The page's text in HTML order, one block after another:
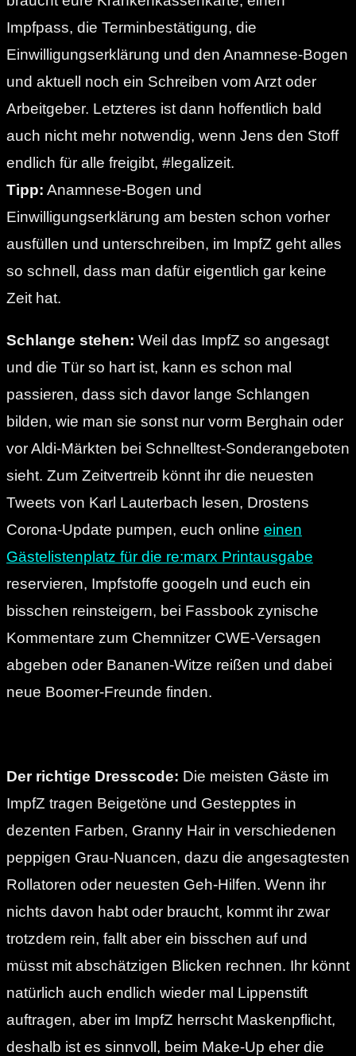
Impfpass, die Terminbestätigung, die
Einwilligungserklärung und den Anamnese-Bogen
und aktuell noch ein Schreiben vom Arzt oder
Arbeitgeber. Letzteres ist dann hoffentlich bald
auch nicht mehr notwendig, wenn Jens den Stoff
endlich für alle freigibt, #legalizeit.
Tipp: Anamnese-Bogen und
Einwilligungserklärung am besten schon vorher
ausfüllen und unterschreiben, im ImpfZ geht alles
so schnell, dass man dafür eigentlich gar keine
Zeit hat.
Schlange stehen: Weil das ImpfZ so angesagt
und die Tür so hart ist, kann es schon mal
passieren, dass sich davor lange Schlangen
bilden, wie man sie sonst nur vorm Berghain oder
vor Aldi-Märkten bei Schnelltest-Sonderangeboten
sieht. Zum Zeitvertreib könnt ihr die neuesten
Tweets von Karl Lauterbach lesen, Drostens
Corona-Update pumpen, euch online einen
Gästelistenplatz für die re:marx Printausgabe
reservieren, Impfstoffe googeln und euch ein
bisschen reinsteigern, bei Fassbook zynische
Kommentare zum Chemnitzer CWE-Versagen
abgeben oder Bananen-Witze reißen und dabei
neue Boomer-Freunde finden.
Der richtige Dresscode: Die meisten Gäste im
ImpfZ tragen Beigetöne und Gestepptes in
dezenten Farben, Granny Hair in verschiedenen
peppigen Grau-Nuancen, dazu die angesagtesten
Rollatoren oder neuesten Geh-Hilfen. Wenn ihr
nichts davon habt oder braucht, kommt ihr zwar
trotzdem rein, fallt aber ein bisschen auf und
müsst mit abschätzigen Blicken rechnen. Ihr könnt
natürlich auch endlich wieder mal Lippenstift
auftragen, aber im ImpfZ herrscht Maskenpflicht,
deshalb ist es sinnvoll, beim Make-Up eher die